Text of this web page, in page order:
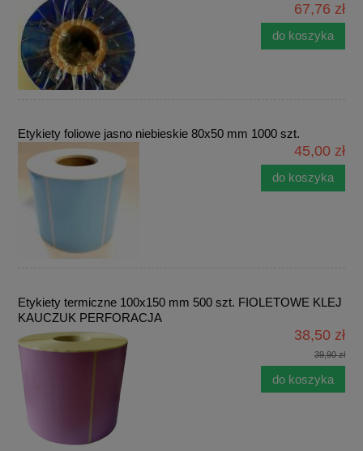
67,76 zł
do koszyka
Etykiety foliowe jasno niebieskie 80x50 mm 1000 szt.
45,00 zł
do koszyka
Etykiety termiczne 100x150 mm 500 szt. FIOLETOWE KLEJ
KAUCZUK PERFORACJA
38,50 zł
39,90 zł
do koszyka